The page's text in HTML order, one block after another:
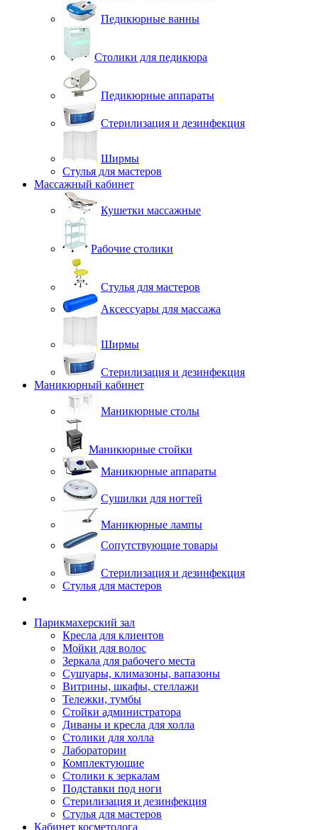
Педикюрные ванны
Столики для педикюра
Педикюрные аппараты
Стерилизация и дезинфекция
Ширмы
Стулья для мастеров
Массажный кабинет
Кушетки массажные
Рабочие столики
Стулья для мастеров
Аксессуары для массажа
Ширмы
Стерилизация и дезинфекция
Маникюрный кабинет
Маникюрные столы
Маникюрные стойки
Маникюрные аппараты
Сушилки для ногтей
Маникюрные лампы
Сопутствующие товары
Стерилизация и дезинфекция
Стулья для мастеров
Парикмахерский зал
Кресла для клиентов
Мойки для волос
Зеркала для рабочего места
Сушуары, климазоны, вапазоны
Витрины, шкафы, стеллажи
Тележки, тумбы
Стойки администратора
Диваны и кресла для холла
Столики для холла
Лаборатории
Комплектующие
Столики к зеркалам
Подставки под ноги
Стерилизация и дезинфекция
Стулья для мастеров
Кабинет косметолога